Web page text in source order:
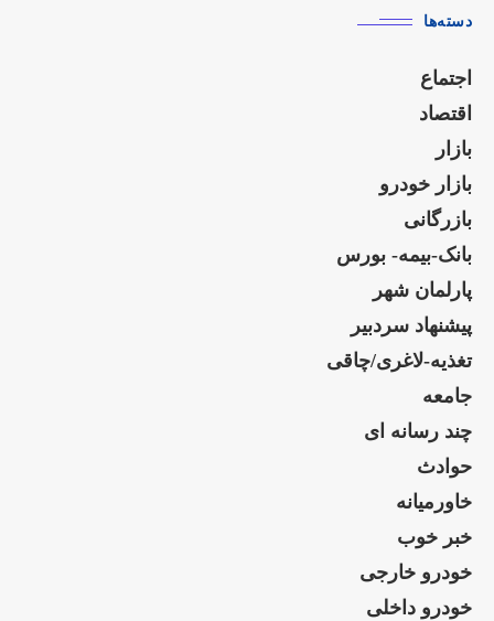
دسته‌ها
اجتماع
اقتصاد
بازار
بازار خودرو
بازرگانی
بانک-بیمه- بورس
پارلمان شهر
پیشنهاد سردبیر
تغذیه-لاغری/چاقی
جامعه
چند رسانه ای
حوادث
خاورمیانه
خبر خوب
خودرو خارجی
خودرو داخلی